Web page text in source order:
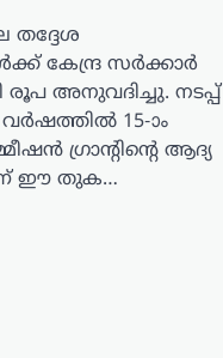
തദ്ദേശ
കേന്ദ്ര സർക്കാർ
രൂപ അനുവദിച്ചു. നടപ്പ്
15-ാം
ഗ്രാന്റിന്റെ ആദ്യ
ഈ തുക…